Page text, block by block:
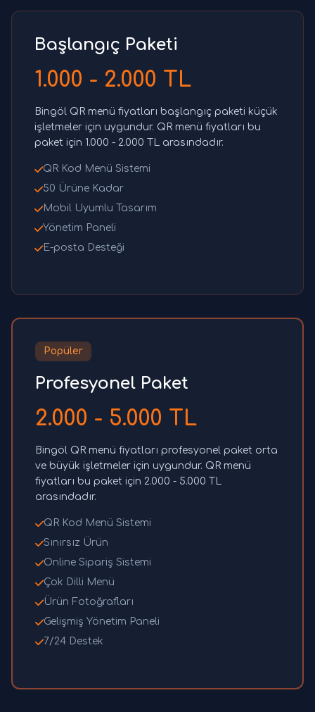
Başlangıç Paketi
1.000 - 2.000 TL
Bingöl QR menü fiyatları başlangıç paketi küçük
işletmeler için uygundur. QR menü fiyatları bu
paket için 1.000 - 2.000 TL arasındadır.
QR Kod Menü Sistemi
50 Ürüne Kadar
Mobil Uyumlu Tasarım
Yönetim Paneli
E-posta Desteği
Popüler
Profesyonel Paket
2.000 - 5.000 TL
Bingöl QR menü fiyatları profesyonel paket orta
ve büyük işletmeler için uygundur. QR menü
fiyatları bu paket için 2.000 - 5.000 TL
arasındadır.
QR Kod Menü Sistemi
Sınırsız Ürün
Online Sipariş Sistemi
Çok Dilli Menü
Ürün Fotoğrafları
Gelişmiş Yönetim Paneli
7/24 Destek